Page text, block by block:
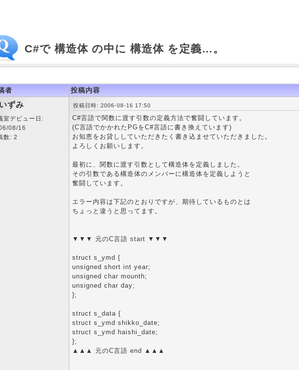
C#で 構造体 の中に 構造体 を定義…。
者 投稿内容
ずみ
室デビュー日:
08/16
数: 2
投稿日時: 2006-08-16 17:50
C#言語で関数に渡す引数の定義方法で奮闘しています。
(C言語でかかれたPGをC#言語に書き換えています)
お知恵をお貸ししていただきたく書き込ませていただきました。
よろしくお願いします。
最初に、関数に渡す引数として構造体を定義しました。
その引数である構造体のメンバーに構造体を定義しようと
奮闘しています。
エラー内容は下記のとおりですが、期待しているものとは
ちょっと違うと思ってます。
▼▼▼ 元のC言語 start ▼▼▼
struct s_ymd {
unsigned short int year;
unsigned char mounth;
unsigned char day;
};
struct s_data {
struct s_ymd shikko_date;
struct s_ymd haishi_date;
};
▲▲▲ 元のC言語 end ▲▲▲